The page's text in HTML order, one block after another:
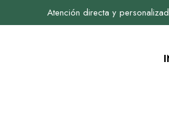
Atención directa y